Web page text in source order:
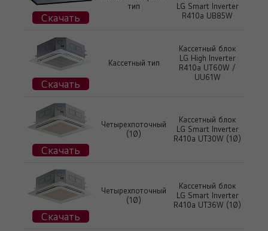
Скачать
тип
LG Smart Inverter
R410a UB85W
Скачать
Кассетный тип
Кассетный блок
LG High Inverter
R410a UT60W /
UU61W
Скачать
Четырехпоточный
(1Ø)
Кассетный блок
LG Smart Inverter
R410a UT30W (1Ø)
Скачать
Четырехпоточный
(1Ø)
Кассетный блок
LG Smart Inverter
R410a UT36W (1Ø)